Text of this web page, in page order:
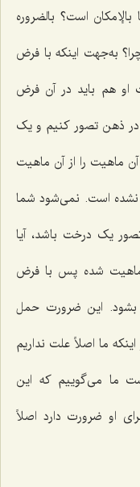
است؟ بالضروره
به‌جهت اینکه با فرض
هم باید در آن فرض
ذهن تصور کنیم و یک
ماهیت را از آن ماهیت
نشده است. نمی‌شود شما
یک درخت باشد، آیا
ماهیت شده پس با فرض
بشود. این ضرورت حمل
ما اصلاً علت نداریم
ما می‌گوییم که این
او ضرورت دارد اصلاً